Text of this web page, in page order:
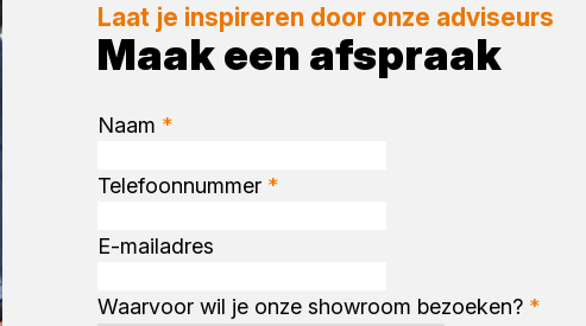
Laat je inspireren door onze adviseurs
Maak een afspraak
Naam *
Telefoonnummer *
E-mailadres
Waarvoor wil je onze showroom bezoeken? *